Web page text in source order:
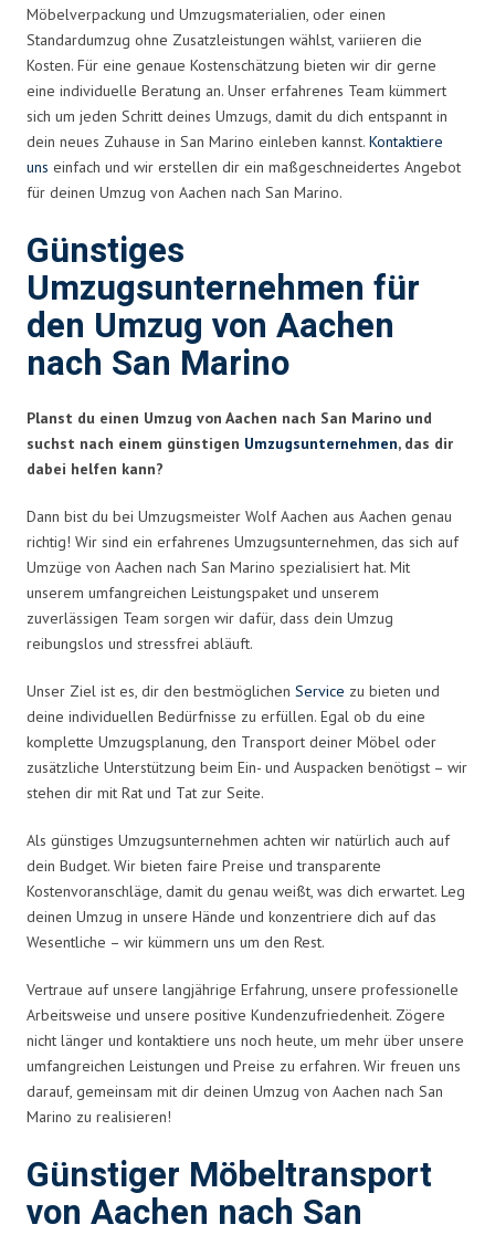
Möbelverpackung und Umzugsmaterialien, oder einen
Standardumzug ohne Zusatzleistungen wählst, variieren die
Kosten. Für eine genaue Kostenschätzung bieten wir dir gerne
eine individuelle Beratung an. Unser erfahrenes Team kümmert
sich um jeden Schritt deines Umzugs, damit du dich entspannt in
dein neues Zuhause in San Marino einleben kannst. Kontaktiere
uns einfach und wir erstellen dir ein maßgeschneidertes Angebot
für deinen Umzug von Aachen nach San Marino.
Günstiges
Umzugsunternehmen für
den Umzug von Aachen
nach San Marino
Planst du einen Umzug von Aachen nach San Marino und
suchst nach einem günstigen Umzugsunternehmen, das dir
dabei helfen kann?
Dann bist du bei Umzugsmeister Wolf Aachen aus Aachen genau
richtig! Wir sind ein erfahrenes Umzugsunternehmen, das sich auf
Umzüge von Aachen nach San Marino spezialisiert hat. Mit
unserem umfangreichen Leistungspaket und unserem
zuverlässigen Team sorgen wir dafür, dass dein Umzug
reibungslos und stressfrei abläuft.
Unser Ziel ist es, dir den bestmöglichen Service zu bieten und
deine individuellen Bedürfnisse zu erfüllen. Egal ob du eine
komplette Umzugsplanung, den Transport deiner Möbel oder
zusätzliche Unterstützung beim Ein- und Auspacken benötigst – wir
stehen dir mit Rat und Tat zur Seite.
Als günstiges Umzugsunternehmen achten wir natürlich auch auf
dein Budget. Wir bieten faire Preise und transparente
Kostenvoranschläge, damit du genau weißt, was dich erwartet. Leg
deinen Umzug in unsere Hände und konzentriere dich auf das
Wesentliche – wir kümmern uns um den Rest.
Vertraue auf unsere langjährige Erfahrung, unsere professionelle
Arbeitsweise und unsere positive Kundenzufriedenheit. Zögere
nicht länger und kontaktiere uns noch heute, um mehr über unsere
umfangreichen Leistungen und Preise zu erfahren. Wir freuen uns
darauf, gemeinsam mit dir deinen Umzug von Aachen nach San
Marino zu realisieren!
Günstiger Möbeltransport
von Aachen nach San